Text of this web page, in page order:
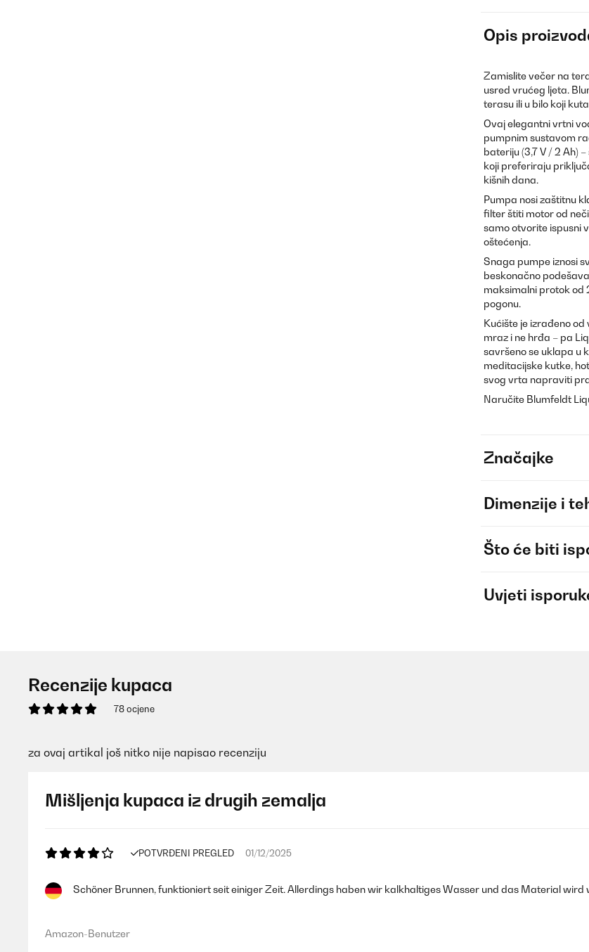
Opis
Zamislite večer na
usred vrućeg ljeta.
terasu ili u bilo koji
Ovaj elegantni vrtni
pumpnim sustavom
bateriju (3,7 V / 2 Ah)
koji preferiraju
kišnih dana.
Pumpa nosi zaštitnu
filter štiti motor od
samo otvorite ispusni
oštećenja.
Snaga pumpe iznosi
beskonačno
maksimalni protok od
pogonu.
Kućište je izrađeno
mraz i ne hrđa – pa
savršeno se uklapa u
meditacijske kutke,
svog vrta napraviti
Naručite Blumfeldt
Značajke
Dimenzije i
Što će biti
Uvjeti
Recenzije kupaca
78 ocjene
za ovaj artikal još nitko nije napisao recenziju
Mišljenja kupaca iz drugih zemalja
POTVRĐENI PREGLED 01/12/2025
Schöner Brunnen, funktioniert seit einiger Zeit. Allerdings haben wir kalkhaltiges Wasser und das Material
Amazon-Benutzer